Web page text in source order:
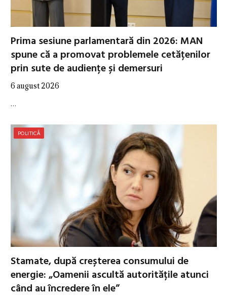
Prima sesiune parlamentară din 2026: MAN
spune că a promovat problemele cetățenilor
prin sute de audiențe și demersuri
6 august 2026
…
POLITICĂ
Stamate, după creșterea consumului de
energie: „Oamenii ascultă autoritățile atunci
când au încredere în ele”